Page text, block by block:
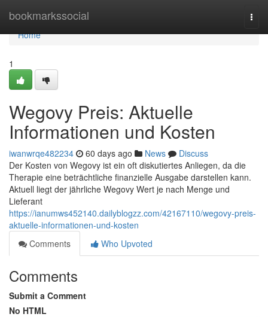
bookmarkssocial
Home
Home
1
Wegovy Preis: Aktuelle
Informationen und Kosten
iwanwrqe482234 60 days ago News
Discuss
Der Kosten von Wegovy ist ein oft diskutiertes Anliegen, da die
Therapie eine beträchtliche finanzielle Ausgabe darstellen kann.
Aktuell liegt der jährliche Wegovy Wert je nach Menge und
Lieferant
https://ianumws452140.dailyblogzz.com/42167110/wegovy-preis-
aktuelle-informationen-und-kosten
Comments
Who Upvoted
Comments
Submit a Comment
No HTML